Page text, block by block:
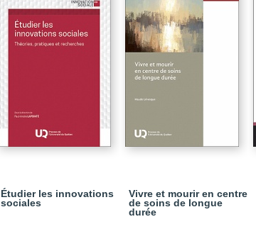
Étudier les innovations
sociales
Vivre et mourir en centre
de soins de longue
durée